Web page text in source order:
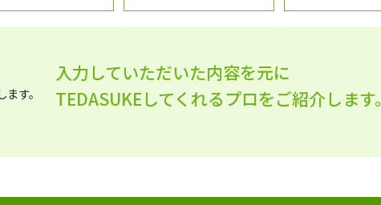
入力していただいた内容を元に
TEDASUKEしてくれるプロをご紹介します。